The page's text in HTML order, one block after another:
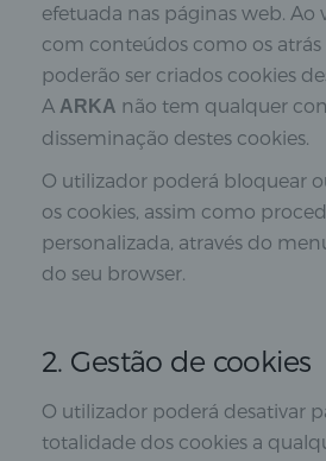
efetuada nas páginas web. Ao
com conteúdos como os
poderão ser criados cookies
A ARKA não tem qualquer
disseminação destes cookies.
O utilizador poderá bloquear
os cookies, assim como
personalizada, através do
do seu browser.
2. Gestão de cookies
O utilizador poderá desativar
totalidade dos cookies a